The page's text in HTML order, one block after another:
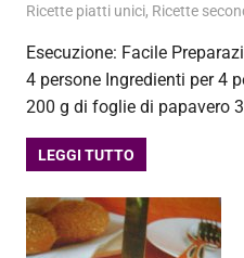
22 Ottobre 2013
admin
Ricette piatti unici, Ricette
Esecuzione: Facile
4 persone Ingredienti per 4
200 g di foglie di papavero 3
LEGGI TUTTO